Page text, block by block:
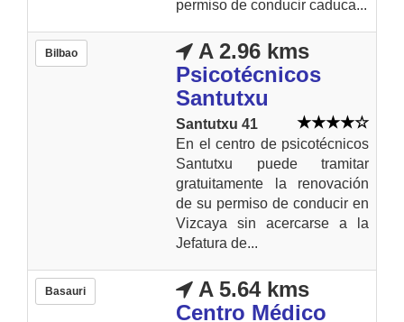
permiso de conducir caduca...
Bilbao
A 2.96 kms
Psicotécnicos
Santutxu
Santutxu 41
En el centro de psicotécnicos
Santutxu puede tramitar
gratuitamente la renovación
de su permiso de conducir en
Vizcaya sin acercarse a la
Jefatura de...
Basauri
A 5.64 kms
Centro Médico